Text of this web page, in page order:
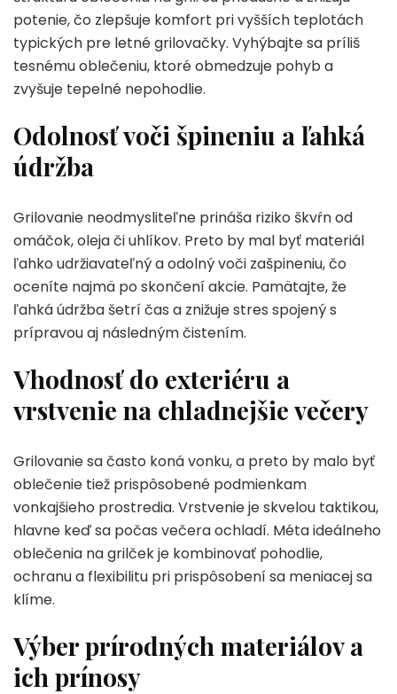
potenie, čo zlepšuje komfort pri vyšších teplotách
typických pre letné grilovačky. Vyhýbajte sa príliš
tesnému oblečeniu, ktoré obmedzuje pohyb a
zvyšuje tepelné nepohodlie.
Odolnosť voči špineniu a ľahká
údržba
Grilovanie neodmysliteľne prináša riziko škvŕn od
omáčok, oleja či uhlíkov. Preto by mal byť materiál
ľahko udržiavateľný a odolný voči zašpineniu, čo
oceníte najmä po skončení akcie. Pamätajte, že
ľahká údržba šetrí čas a znižuje stres spojený s
prípravou aj následným čistením.
Vhodnosť do exteriéru a
vrstvenie na chladnejšie večery
Grilovanie sa často koná vonku, a preto by malo byť
oblečenie tiež prispôsobené podmienkam
vonkajšieho prostredia. Vrstvenie je skvelou taktikou,
hlavne keď sa počas večera ochladí. Méta ideálneho
oblečenia na grilček je kombinovať pohodlie,
ochranu a flexibilitu pri prispôsobení sa meniacej sa
klíme.
Výber prírodných materiálov a
ich prínosy